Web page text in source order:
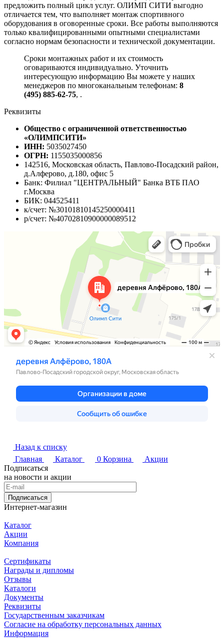
предложить полный цикл услуг. ОЛИМП СИТИ выгодно
отличается тем, что выполняет монтаж спортивного
оборудования в оговоренные сроки. Все работы выполняются
только квалифицированными опытными специалистами
согласно нормам безопасности и технической документации.
Сроки монтажных работ и их стоимость
оговариваются индивидуально. Уточнить
интересующую информацию Вы можете у наших
менеджеров по многоканальным телефонам: 8
(495) 885-62-75, .
Реквизиты
Общество с ограниченной ответственностью
«ОЛИМПСИТИ»
ИНН: 5035027450
ОГРН: 1155035000856
142516, Московская область, Павлово-Посадский район,
д.Алферово, д.180, офис 5
Банк: Филиал "ЦЕНТРАЛЬНЫЙ" Банка ВТБ ПАО
г.Москва
БИК: 044525411
к/счет: №30101810145250000411
р/счет: №40702810900000089512
Назад к списку
Главная
Каталог 0 Корзина
Акции
Подписаться
на новости и акции
Подписаться
Интернет-магазин
Каталог
Акции
Компания
Сертификаты
Награды и дипломы
Отзывы
Каталоги
Документы
Реквизиты
Государственным заказчикам
Согласие на обработку персональных данных
Информация